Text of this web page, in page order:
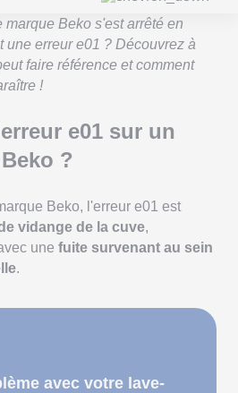
Beko s'est arrêté en
une erreur e01 ? Découvrez à
faire référence et comment
!
e01 sur un
?
Beko, l'erreur e01 est
vidange de la cuve,
une fuite survenant au sein
.
avec votre lave-